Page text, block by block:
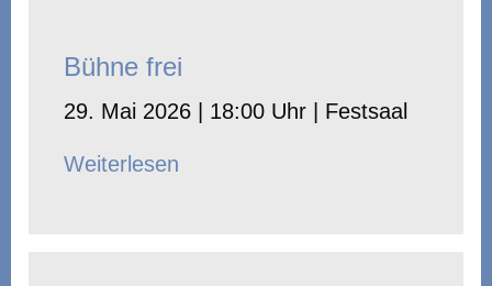
Bühne frei
29. Mai 2026 | 18:00 Uhr | Festsaal
Weiterlesen